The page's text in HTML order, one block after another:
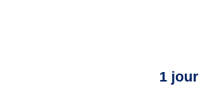
1 jour